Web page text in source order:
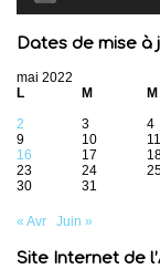
Dates de mise à
mai 2022
L
M M
2
3 4
9
10 11
16
17
23
24
30
31
« Avr Juin »
Site Internet de